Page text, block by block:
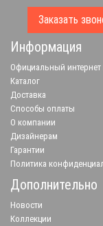
Заказать
Информация
Официальный интернет
Каталог
Доставка
Способы оплаты
О компании
Дизайнерам
Гарантии
Политика
Дополнительно
Новости
Коллекции